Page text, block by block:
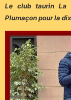
Le club taurin La
Plumaçon pour la